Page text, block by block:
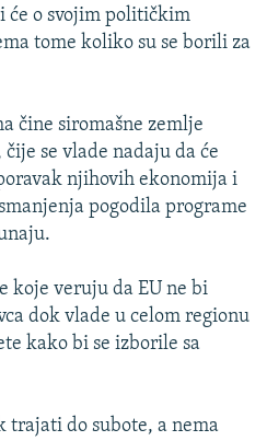
će o svojim političkim
tome koliko su se borili za
čine siromašne zemlje
se vlade nadaju da će
njihovih ekonomija i
pogodila programe
koje veruju da EU ne bi
dok vlade u celom regionu
kako bi se izborile sa
trajati do subote, a nema